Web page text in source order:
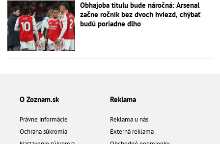
Obhajoba titulu bude náročná: Arsenal
začne ročník bez dvoch hviezd, chýbať
budú poriadne dlho
O Zoznam.sk
Právne informácie
Ochrana súkromia
Reklama
Reklama u nás
Externá reklama